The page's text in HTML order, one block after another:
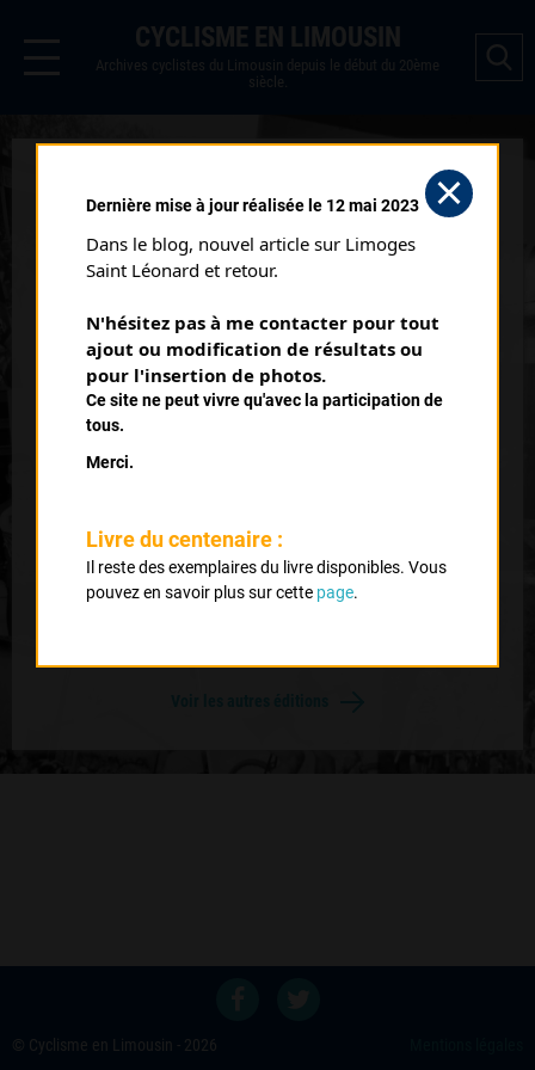
CYCLISME EN LIMOUSIN
Archives cyclistes du Limousin depuis le début du 20ème
siècle.
LHOPITAL (10/05/2008)
10/05/2008
Grayan Lhopital
Classement :
VC La Souterraine
Dernière mise à jour réalisée le 12 mai 2023
Dans le blog, nouvel article sur Limoges
Saint Léonard et retour.
N'hésitez pas à me contacter pour tout
ajout ou modification de résultats ou
pour l'insertion de photos.
Ce site ne peut vivre qu'avec la participation de
tous.
Merci.
Livre du centenaire :
Il reste des exemplaires du livre disponibles. Vous
pouvez en savoir plus sur cette page.
© Cyclisme en Limousin - 2026